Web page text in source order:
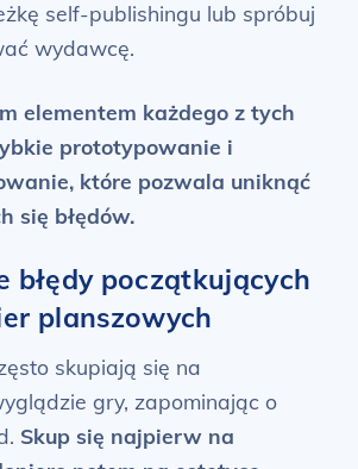
self-publishingu lub spróbuj
wydawcę.
elementem każdego z tych
prototypowanie i
które pozwala uniknąć
się błędów.
błędy początkujących
planszowych
skupiają się na
gry, zapominając o
Skup się najpierw na